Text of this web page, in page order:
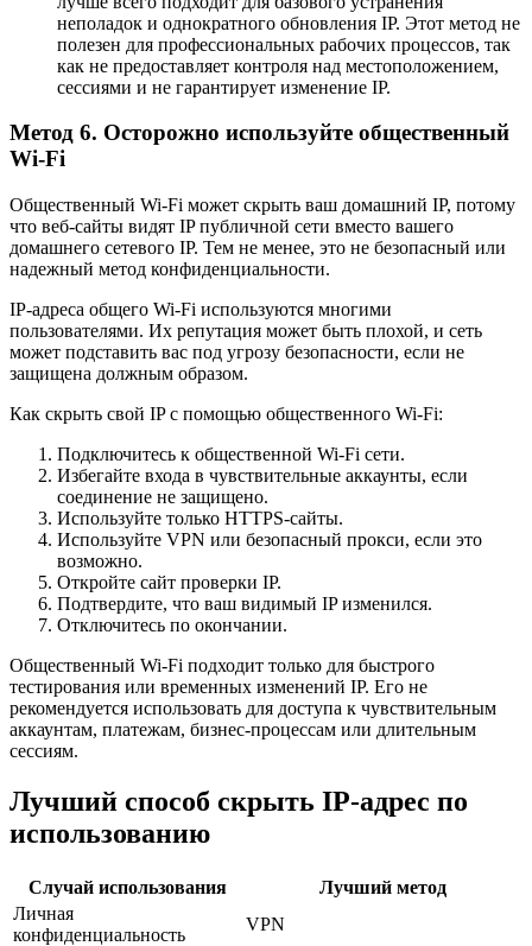
неполадок и однократного обновления IP. Этот метод не
полезен для профессиональных рабочих процессов, так
как не предоставляет контроля над местоположением,
сессиями и не гарантирует изменение IP.
Метод 6. Осторожно используйте общественный
Wi-Fi
Общественный Wi-Fi может скрыть ваш домашний IP, потому
что веб-сайты видят IP публичной сети вместо вашего
домашнего сетевого IP. Тем не менее, это не безопасный или
надежный метод конфиденциальности.
IP-адреса общего Wi-Fi используются многими
пользователями. Их репутация может быть плохой, и сеть
может подставить вас под угрозу безопасности, если не
защищена должным образом.
Как скрыть свой IP с помощью общественного Wi-Fi:
Подключитесь к общественной Wi-Fi сети.
Избегайте входа в чувствительные аккаунты, если
соединение не защищено.
Используйте только HTTPS-сайты.
Используйте VPN или безопасный прокси, если это
возможно.
Откройте сайт проверки IP.
Подтвердите, что ваш видимый IP изменился.
Отключитесь по окончании.
Общественный Wi-Fi подходит только для быстрого
тестирования или временных изменений IP. Его не
рекомендуется использовать для доступа к чувствительным
аккаунтам, платежам, бизнес-процессам или длительным
сессиям.
Лучший способ скрыть IP-адрес по
использованию
Случай использования
Лучший метод
Личная
конфиденциальность
VPN